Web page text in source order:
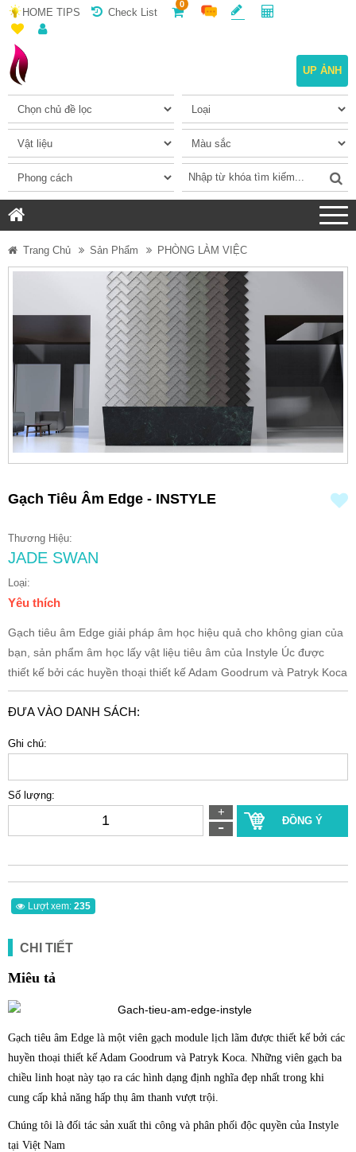
HOME TIPS Check List
0
UP ẢNH
Trang Chủ Sản Phẩm PHÒNG LÀM VIỆC
Gạch Tiêu Âm Edge - INSTYLE
Thương Hiệu:
JADE SWAN
Loại:
Yêu thích
Gạch tiêu âm Edge giải pháp âm học hiệu quả cho không gian của
bạn, sản phẩm âm học lấy vật liệu tiêu âm của Instyle Úc được
thiết kế bởi các huyền thoại thiết kế Adam Goodrum và Patryk Koca
ĐƯA VÀO DANH SÁCH:
Ghi chú:
Số lượng:
ĐỒNG Ý
Lượt xem: 235
CHI TIẾT
Miêu tả
Gạch tiêu âm Edge là một viên gạch module lịch lãm được thiết kế bởi các
huyền thoại thiết kế Adam Goodrum và Patryk Koca. Những viên gạch ba
chiều linh hoạt này tạo ra các hình dạng định nghĩa đẹp nhất trong khi
cung cấp khả năng hấp thụ âm thanh vượt trội.
Chúng tôi là đối tác sản xuất thi công và phân phối độc quyền của Instyle
tại Việt Nam